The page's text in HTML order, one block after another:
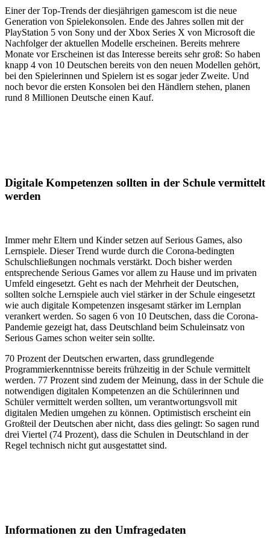
Einer der Top-Trends der diesjährigen gamescom ist die neue
Generation von Spielekonsolen. Ende des Jahres sollen mit der
PlayStation 5 von Sony und der Xbox Series X von Microsoft die
Nachfolger der aktuellen Modelle erscheinen. Bereits mehrere
Monate vor Erscheinen ist das Interesse bereits sehr groß: So haben
knapp 4 von 10 Deutschen bereits von den neuen Modellen gehört,
bei den Spielerinnen und Spielern ist es sogar jeder Zweite. Und
noch bevor die ersten Konsolen bei den Händlern stehen, planen
rund 8 Millionen Deutsche einen Kauf.
Digitale Kompetenzen sollten in der Schule vermittelt
werden
Immer mehr Eltern und Kinder setzen auf Serious Games, also
Lernspiele. Dieser Trend wurde durch die Corona-bedingten
Schulschließungen nochmals verstärkt. Doch bisher werden
entsprechende Serious Games vor allem zu Hause und im privaten
Umfeld eingesetzt. Geht es nach der Mehrheit der Deutschen,
sollten solche Lernspiele auch viel stärker in der Schule eingesetzt
wie auch digitale Kompetenzen insgesamt stärker im Lernplan
verankert werden. So sagen 6 von 10 Deutschen, dass die Corona-
Pandemie gezeigt hat, dass Deutschland beim Schuleinsatz von
Serious Games schon weiter sein sollte.
70 Prozent der Deutschen erwarten, dass grundlegende
Programmierkenntnisse bereits frühzeitig in der Schule vermittelt
werden. 77 Prozent sind zudem der Meinung, dass in der Schule die
notwendigen digitalen Kompetenzen an die Schülerinnen und
Schüler vermittelt werden sollten, um verantwortungsvoll mit
digitalen Medien umgehen zu können. Optimistisch erscheint ein
Großteil der Deutschen aber nicht, dass dies gelingt: So sagen rund
drei Viertel (74 Prozent), dass die Schulen in Deutschland in der
Regel technisch nicht gut ausgestattet sind.
Informationen zu den Umfragedaten